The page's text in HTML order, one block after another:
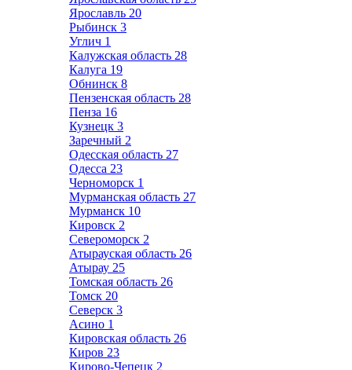
Ярославль 20
Рыбинск 3
Углич 1
Калужская область 28
Калуга 19
Обнинск 8
Пензенская область 28
Пенза 16
Кузнецк 3
Заречный 2
Одесская область 27
Одесса 23
Черноморск 1
Мурманская область 27
Мурманск 10
Кировск 2
Североморск 2
Атырауская область 26
Атырау 25
Томская область 26
Томск 20
Северск 3
Асино 1
Кировская область 26
Киров 23
Кирово-Чепецк 2